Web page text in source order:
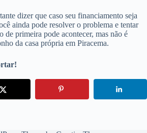
dizer que caso seu financiamento seja
ainda pode resolver o problema e tentar
de primeira pode acontecer, mas não é
da casa própria em Piracema.